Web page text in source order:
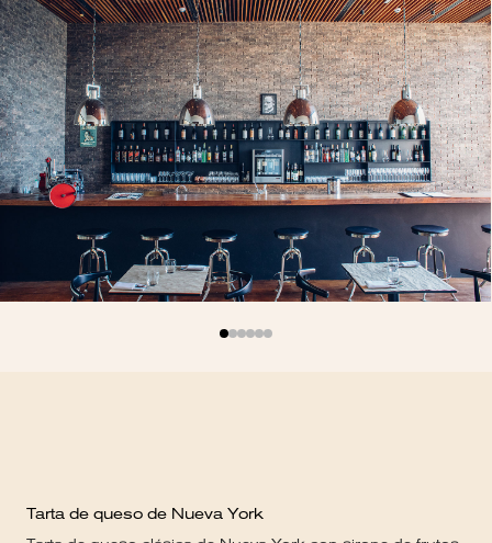
Tarta de queso de Nueva York